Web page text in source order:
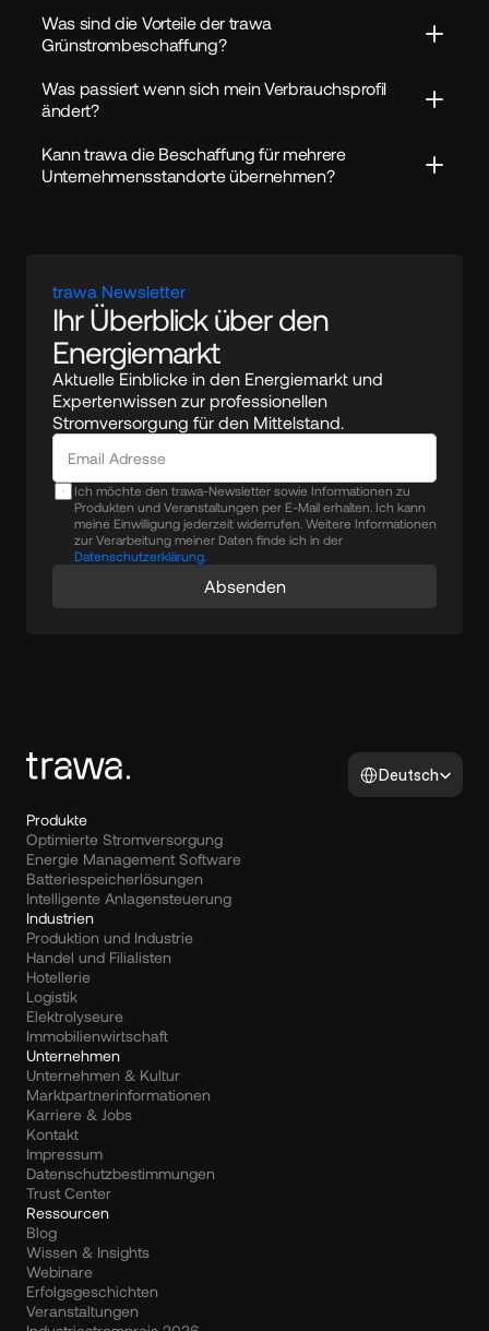
Was sind die Vorteile der trawa
Grünstrombeschaffung?
Was passiert wenn sich mein Verbrauchsprofil
ändert?
Kann trawa die Beschaffung für mehrere
Unternehmensstandorte übernehmen?
trawa Newsletter
Ihr Überblick über den
Energiemarkt
Aktuelle Einblicke in den Energiemarkt und
Expertenwissen zur professionellen
Stromversorgung für den Mittelstand.
Ich möchte den trawa-Newsletter sowie Informationen zu
Produkten und Veranstaltungen per E-Mail erhalten. Ich kann
meine Einwilligung jederzeit widerrufen. Weitere Informationen
zur Verarbeitung meiner Daten finde ich in der
Datenschutzerklärung.
Absenden
Select Language
Deutsch
Produkte
Optimierte Stromversorgung
Energie Management Software
Batteriespeicherlösungen
Intelligente Anlagensteuerung
Industrien
Produktion und Industrie
Handel und Filialisten
Hotellerie
Logistik
Elektrolyseure
Immobilienwirtschaft
Unternehmen
Unternehmen & Kultur
Marktpartnerinformationen
Karriere & Jobs
Kontakt
Impressum
Datenschutzbestimmungen
Trust Center
Ressourcen
Blog
Wissen & Insights
Webinare
Erfolgsgeschichten
Veranstaltungen